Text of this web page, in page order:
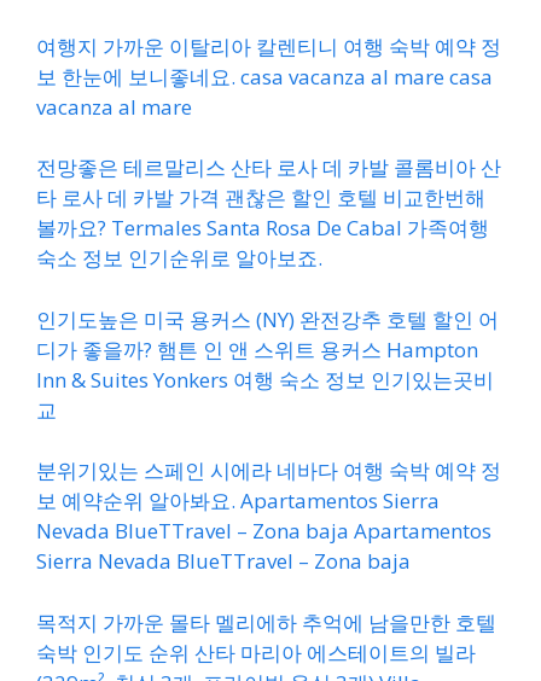
여행지 가까운 이탈리아 칼렌티니 여행 숙박 예약 정
보 한눈에 보니좋네요. casa vacanza al mare casa
vacanza al mare
전망좋은 테르말리스 산타 로사 데 카발 콜롬비아 산
타 로사 데 카발 가격 괜찮은 할인 호텔 비교한번해
볼까요? Termales Santa Rosa De Cabal 가족여행
숙소 정보 인기순위로 알아보죠.
인기도높은 미국 용커스 (NY) 완전강추 호텔 할인 어
디가 좋을까? 햄튼 인 앤 스위트 용커스 Hampton
Inn & Suites Yonkers 여행 숙소 정보 인기있는곳비
교
분위기있는 스페인 시에라 네바다 여행 숙박 예약 정
보 예약순위 알아봐요. Apartamentos Sierra
Nevada BlueTTravel – Zona baja Apartamentos
Sierra Nevada BlueTTravel – Zona baja
목적지 가까운 몰타 멜리에하 추억에 남을만한 호텔
숙박 인기도 순위 산타 마리아 에스테이트의 빌라